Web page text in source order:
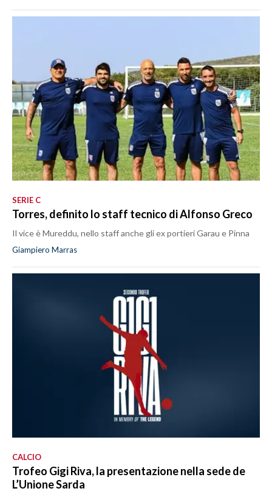
SERIE C
Torres, definito lo staff tecnico di Alfonso Greco
Il vice è Mureddu, nello staff anche gli ex portieri Garau e Pinna
Giampiero Marras
CALCIO
Trofeo Gigi Riva, la presentazione nella sede de
L’Unione Sarda